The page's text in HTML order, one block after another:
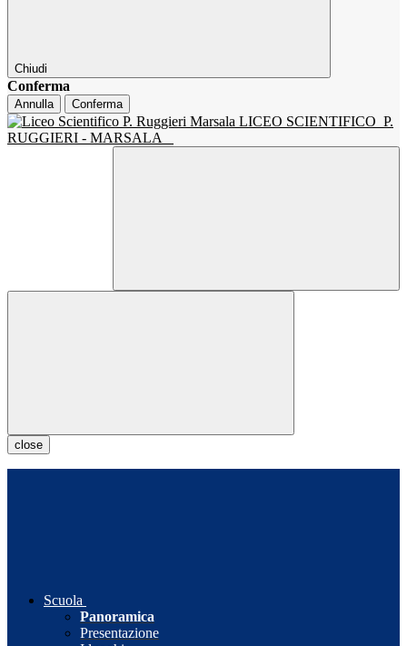
Chiudi
Conferma
Annulla Conferma
LICEO SCIENTIFICO P.
RUGGIERI - MARSALA
close
Scuola
Panoramica
Presentazione